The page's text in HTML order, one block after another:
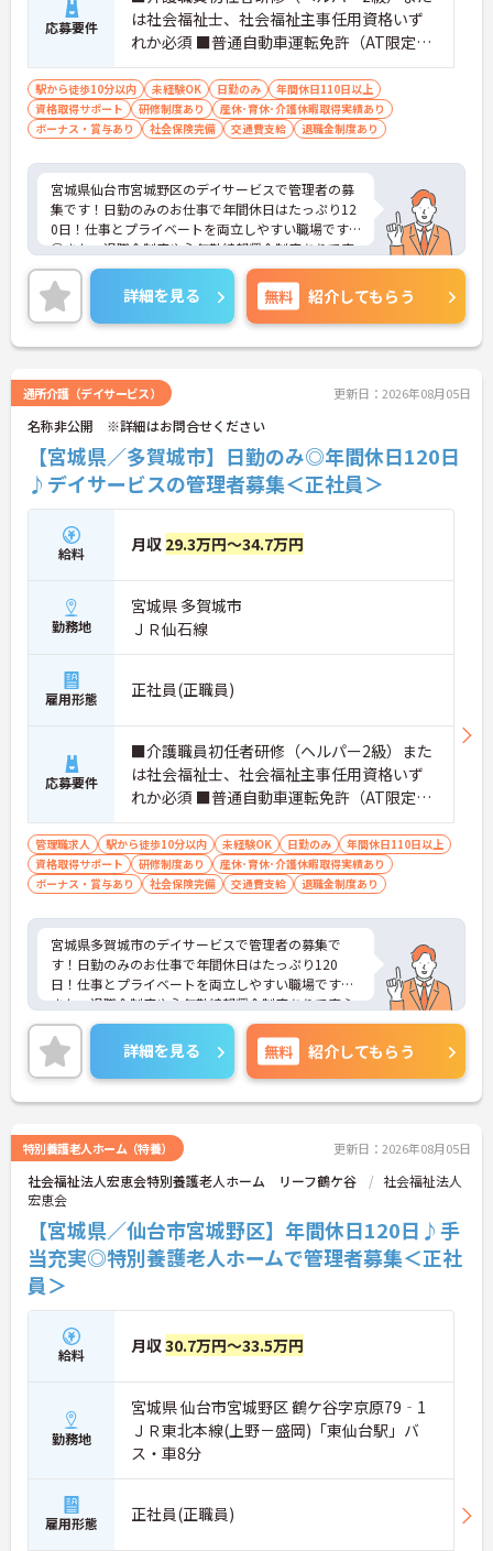
応募要件
は社会福祉士、社会福祉主事任用資格いず
れか必須 ■普通自動車運転免許（AT限定
可・免許取得1年以内・ペーパー不可） ■経
験不問
駅から徒歩10分以内 未経験OK 日勤のみ
年間休日110日以上
資格取得サポート
研修制度あり
産休･育休･介護休暇取得実績あり
ボーナス・賞与あり
社会保険完備 交通費支給 退職金制度あり
宮城県仙台市宮城野区のデイサービスで管理者の募
集です！日勤のみのお仕事で年間休日はたっぷり12
0日！仕事とプライベートを両立しやすい職場です
◎また、退職金制度や永年勤続報奨金制度ありで安
心して長く働きやすい環境が整っています♪ご興味
のある方は面接ポイントをお伝えしますので、お気
軽にご相談ください！
詳細を見る 無料 紹介してもらう
通所介護（デイサービス） 更新日：2026年08月05日
名称非公開 ※詳細はお問合せください
【宮城県／多賀城市】日勤のみ◎年間休日120日
♪デイサービスの管理者募集＜正社員＞
給料 月収 29.3万円～34.7万円
勤務地
宮城県 多賀城市
ＪＲ仙石線
雇用形態 正社員(正職員)
応募要件
■介護職員初任者研修（ヘルパー2級）また
は社会福祉士、社会福祉主事任用資格いず
れか必須 ■普通自動車運転免許（AT限定
可・免許取得1年以内・ペーパー不可） ■経
験不問
管理職求人 駅から徒歩10分以内 未経験OK 日勤のみ
年間休日110日以上
資格取得サポート
研修制度あり
産休･育休･介護休暇取得実績あり
ボーナス・賞与あり
社会保険完備 交通費支給 退職金制度あり
宮城県多賀城市のデイサービスで管理者の募集で
す！日勤のみのお仕事で年間休日はたっぷり120
日！仕事とプライベートを両立しやすい職場です◎
また、退職金制度や永年勤続報奨金制度ありで安心
して長く働きやすい環境が整っています♪ご興味の
ある方は面接ポイントをお伝えしますので、お気軽
にご相談ください！
詳細を見る 無料 紹介してもらう
特別養護老人ホーム（特養） 更新日：2026年08月05日
社会福祉法人宏恵会特別養護老人ホーム リーフ鶴ケ谷
社会福祉法人
宏恵会
【宮城県／仙台市宮城野区】年間休日120日♪手
当充実◎特別養護老人ホームで管理者募集＜正社
員＞
給料 月収30.7万円～33.5万円
勤務地
宮城県 仙台市宮城野区 鶴ケ谷字京原79‐1
ＪＲ東北本線(上野－盛岡)「東仙台駅」バ
ス・車8分
雇用形態 正社員(正職員)